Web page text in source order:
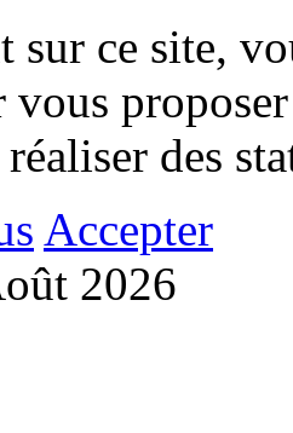
sur ce site,
vous
des
Accepter
2026